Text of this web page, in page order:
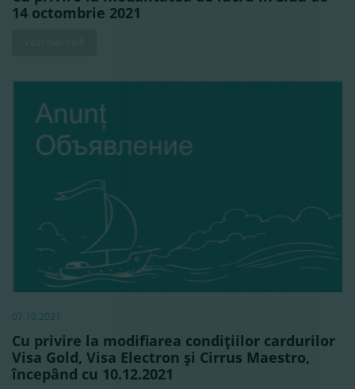
14 octombrie 2021
07.10.2021
Cu privire la modifiarea condiţiilor cardurilor
Visa Gold, Visa Electron şi Cirrus Maestro,
începând cu 10.12.2021